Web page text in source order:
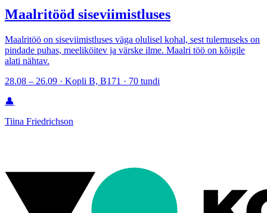
Maalritööd siseviimistluses
Maalritöö on siseviimistluses väga olulisel kohal, sest tulemuseks on
pindade puhas, meeliköitev ja värske ilme. Maalri töö on kõigile
alati nähtav.
28.08 – 26.09 · Kopli B, B171 · 70 tundi
👤
Tiina Friedrichson